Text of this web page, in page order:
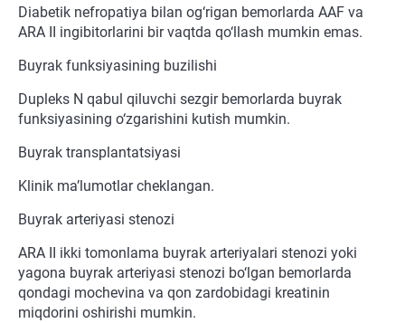
Diabetik nefropatiya bilan og‘rigan bemorlarda AAF va
ARA II ingibitorlarini bir vaqtda qo‘llash mumkin emas.
Buyrak funksiyasining buzilishi
Dupleks N qabul qiluvchi sezgir bemorlarda buyrak
funksiyasining o‘zgarishini kutish mumkin.
Buyrak transplantatsiyasi
Klinik ma’lumotlar cheklangan.
Buyrak arteriyasi stenozi
ARA II ikki tomonlama buyrak arteriyalari stenozi yoki
yagona buyrak arteriyasi stenozi bo‘lgan bemorlarda
qondagi mochevina va qon zardobidagi kreatinin
miqdorini oshirishi mumkin.